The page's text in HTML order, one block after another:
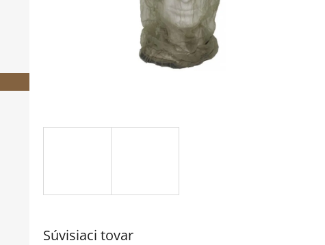
Súvisiaci tovar